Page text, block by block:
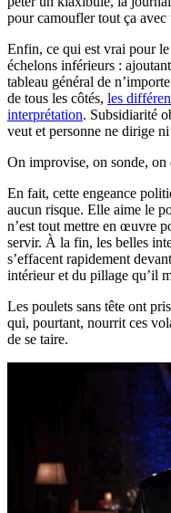
pour camoufler tout ça avec
Enfin, ce qui est vrai pour le
échelons inférieurs :
tableau général de
de tous les côtés, les
interprétation. Subsidiarité
veut et personne ne dirige
On improvise, on sonde,
En fait, cette engeance
aucun risque. Elle aime le
n’est tout mettre en œuvre
servir. À la fin, les belles
s’effacent rapidement
intérieur et du pillage qu’il
Les poulets sans tête ont
qui, pourtant, nourrit ces
de se taire.